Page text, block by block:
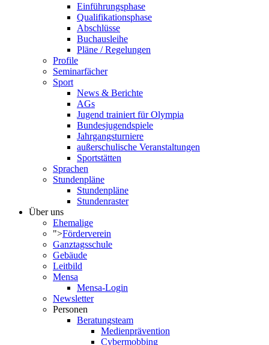
Einführungsphase
Qualifikationsphase
Abschlüsse
Buchausleihe
Pläne / Regelungen
Profile
Seminarfächer
Sport
News & Berichte
AGs
Jugend trainiert für Olympia
Bundesjugendspiele
Jahrgangsturniere
außerschulische Veranstaltungen
Sportstätten
Sprachen
Stundenpläne
Stundenpläne
Stundenraster
Über uns
Ehemalige
">Förderverein
Ganztagsschule
Gebäude
Leitbild
Mensa
Mensa-Login
Newsletter
Personen
Beratungsteam
Medienprävention
Cybermobbing